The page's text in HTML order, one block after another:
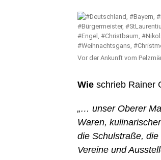
Vor der Ankunft vom
Wie schrieb Rainer
„… unser Oberer
Waren,
die Schulstraße,
Vereine und